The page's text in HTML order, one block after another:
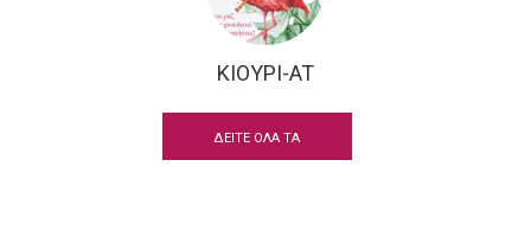
ΚΙΟΥΡΙ-AT
ΔΕΙΤΕ ΟΛΑ ΤΑ